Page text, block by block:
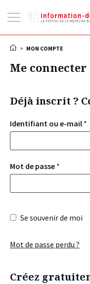
la
> MON COMPTE
Me connecter
Déjà inscrit ?
Identifiant ou e-mail *
Mot de passe *
Se souvenir de moi
Mot de passe perdu ?
Créez